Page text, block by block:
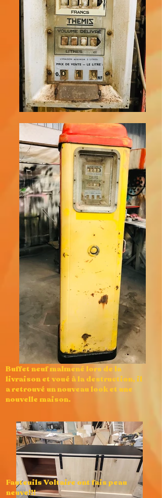
Buffet neuf malmené lors de la
livraison et voué à la destruction, il
a retrouvé un nouveau look et une
nouvelle maison.
Fauteuils Voltaire ont fais peau
neuve!!!